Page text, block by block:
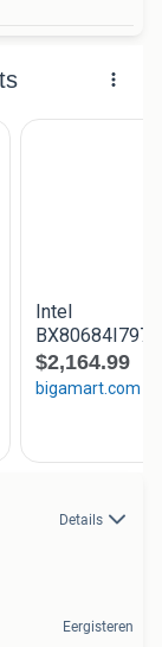
Details
Eergisteren